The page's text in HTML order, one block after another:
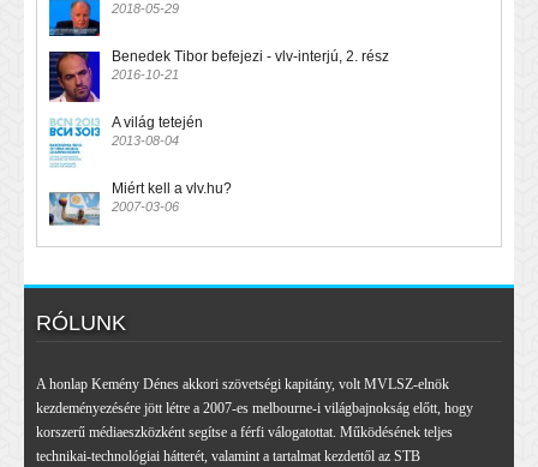
2018-05-29
Benedek Tibor befejezi - vlv-interjú, 2. rész
2016-10-21
A világ tetején
2013-08-04
Miért kell a vlv.hu?
2007-03-06
RÓLUNK
A honlap Kemény Dénes akkori szövetségi kapitány, volt MVLSZ-elnök
kezdeményezésére jött létre a 2007-es melbourne-i világbajnokság előtt, hogy
korszerű médiaeszközként segítse a férfi válogatottat. Működésének teljes
technikai-technológiai hátterét, valamint a tartalmat kezdettől az STB